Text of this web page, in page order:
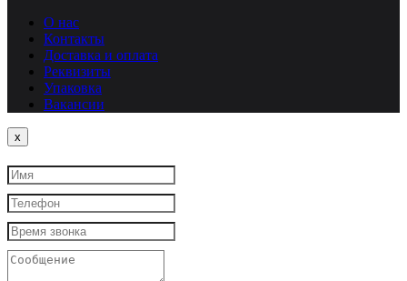
О нас
Контакты
Доставка и оплата
Реквизиты
Упаковка
Вакансии
x